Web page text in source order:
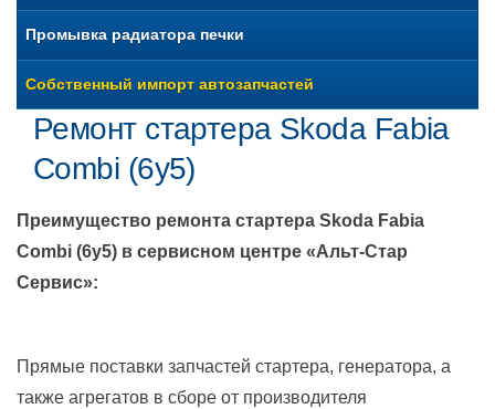
Промывка радиатора печки
Собственный импорт автозапчастей
Ремонт стартера Skoda Fabia
Combi (6y5)
Преимущество ремонта стартера Skoda Fabia
Combi (6y5) в сервисном центре «Альт-Стар
Сервис»:
Прямые поставки запчастей стартера, генератора, а
также агрегатов в сборе от производителя